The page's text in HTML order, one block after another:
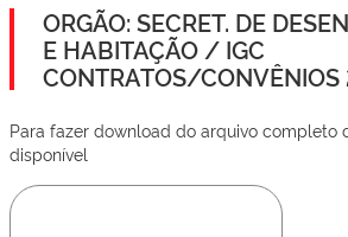
ORGÃO: SECRET. DE
E HABITAÇÃO / IGC
CONTRATOS/
Para fazer download do arquivo completo
disponível